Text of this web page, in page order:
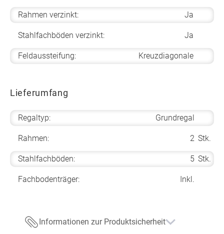
Rahmen verzinkt: Ja
Stahlfachböden verzinkt: Ja
Feldaussteifung: Kreuzdiagonale
Lieferumfang
Regaltyp: Grundregal
Rahmen: 2 Stk.
Stahlfachböden: 5 Stk.
Fachbodenträger: Inkl.
Informationen zur Produktsicherheit